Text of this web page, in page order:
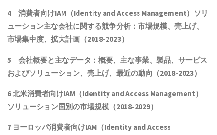
4 消費者向けIAM（Identity and Access Management）ソリ
ューション主な会社に関する競争分析：市場規模、売上げ、
市場集中度、拡大計画（2018-2023）
5 会社概要と主なデータ：概要、主な事業、製品、サービス
およびソリューション、売上げ、最近の動向（2018-2023）
6 北米消費者向けIAM（Identity and Access Management）
ソリューション国別の市場規模（2018-2029）
7 ヨーロッパ消費者向けIAM（Identity and Access